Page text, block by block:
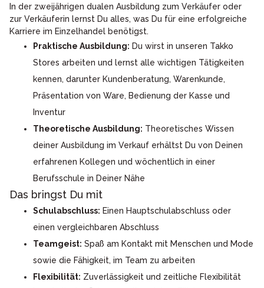
In der zweijährigen dualen Ausbildung zum Verkäufer oder
zur Verkäuferin lernst Du alles, was Du für eine erfolgreiche
Karriere im Einzelhandel benötigst.
Praktische Ausbildung: Du wirst in unseren Takko
Stores arbeiten und lernst alle wichtigen Tätigkeiten
kennen, darunter Kundenberatung, Warenkunde,
Präsentation von Ware, Bedienung der Kasse und
Inventur
Theoretische Ausbildung: Theoretisches Wissen
deiner Ausbildung im Verkauf erhältst Du von Deinen
erfahrenen Kollegen und wöchentlich in einer
Berufsschule in Deiner Nähe
Das bringst Du mit
Schulabschluss: Einen Hauptschulabschluss oder
einen vergleichbaren Abschluss
Teamgeist: Spaß am Kontakt mit Menschen und Mode
sowie die Fähigkeit, im Team zu arbeiten
Flexibilität: Zuverlässigkeit und zeitliche Flexibilität